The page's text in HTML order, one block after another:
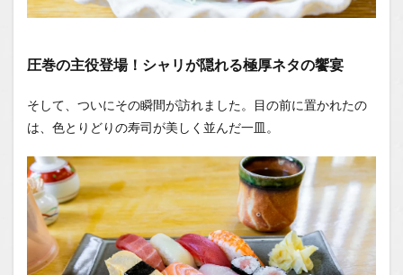
圧巻の主役登場！シャリが隠れる極厚ネタの饗宴
そして、ついにその瞬間が訪れました。目の前に置かれたの
は、色とりどりの寿司が美しく並んだ一皿。